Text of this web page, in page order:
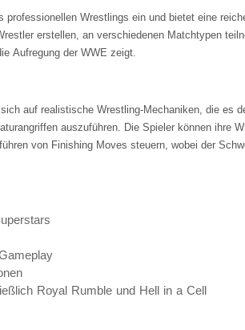
Wrestlings ein und bietet eine
erstellen, an verschiedenen Matchtypen
Aufregung der WWE zeigt.
auf realistische Wrestling-Mechaniken, die es
auszuführen. Die Spieler können ihre
von Finishing Moves steuern, wobei der
Royal Rumble und Hell in a Cell